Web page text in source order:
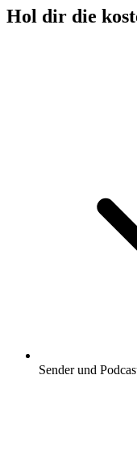
Hol dir die
Sender und